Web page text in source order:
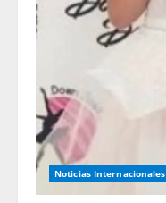
Noticias Internacionales